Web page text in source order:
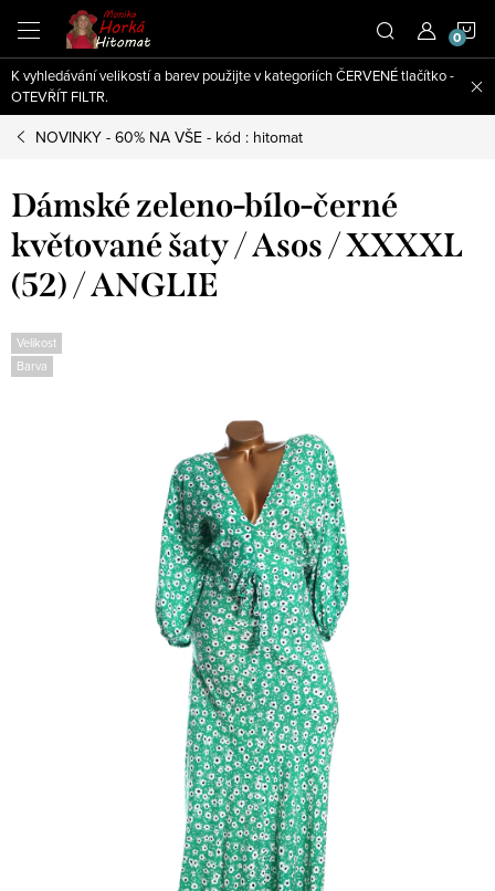
obsah
K vyhledávání velikostí a barev použijte v kategoriích ČERVENÉ tlačítko -
OTEVŘÍT FILTR.
NOVINKY - 60% NA VŠE - kód : hitomat
Dámské zeleno-bílo-černé
květované šaty / Asos / XXXXL
(52) / ANGLIE
Velikost
Barva